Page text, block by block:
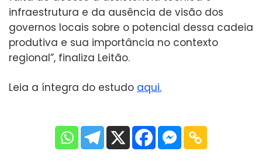
infraestrutura e da ausência de visão dos
governos locais sobre o potencial dessa cadeia
produtiva e sua importância no contexto
regional”, finaliza Leitão.
Leia a íntegra do estudo aqui.